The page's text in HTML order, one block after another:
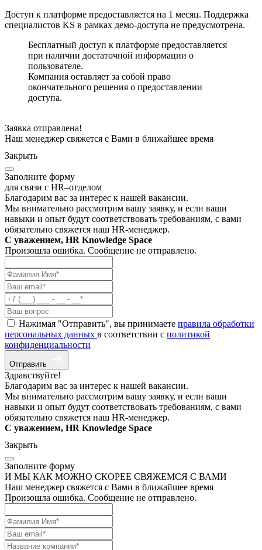
Доступ к платформе предоставляется на 1 месяц. Поддержка
специалистов KS в рамках демо-доступа не предусмотрена.
Бесплатный доступ к платформе предоставляется
при наличии достаточной информации о
пользователе.
Компания оставляет за собой право
окончательного решения о предоставлении
доступа.
Заявка отправлена!
Наш менеджер свяжется с Вами в ближайшее время
Закрыть
Заполните форму
для связи с HR–отделом
Благодарим вас за интерес к нашей вакансии.
Мы внимательно рассмотрим вашу заявку, и если ваши
навыки и опыт будут соответствовать требованиям, с вами
обязательно свяжется наш HR-менеджер.
С уважением, HR Knowledge Space
Произошла ошибка. Сообщение не отправлено.
Нажимая "Отправить", вы принимаете правила обработки
персональных данных в соответствии с политикой
конфиденциальности
Отправить
Здравствуйте!
Благодарим вас за интерес к нашей вакансии.
Мы внимательно рассмотрим вашу заявку, и если ваши
навыки и опыт будут соответствовать требованиям, с вами
обязательно свяжется наш HR-менеджер.
С уважением, HR Knowledge Space
Закрыть
Заполните форму
И МЫ КАК МОЖНО СКОРЕЕ СВЯЖЕМСЯ С ВАМИ
Наш менеджер свяжется с Вами в ближайшее время
Произошла ошибка. Сообщение не отправлено.